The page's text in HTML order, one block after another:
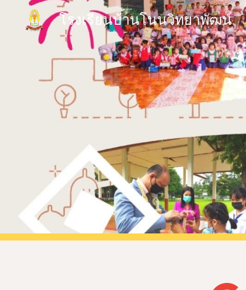
โรงเรียนบ้านโนนวิทยาพัฒน์